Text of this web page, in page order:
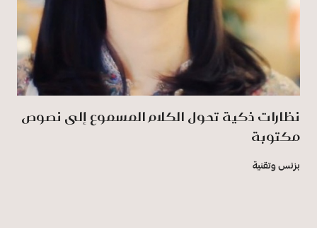
نظارات ذكية تحول الكلام المسموع إلى نصوص
مكتوبة
بزنس وتقنية